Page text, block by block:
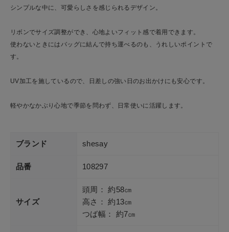
シンプルな中に、可愛らしさを感じられるデザイン。
リボンでサイズ調整ができ、心地よいフィット感で着用できます。
使わないときにはバッグに結んで持ち運べるのも、うれしいポイントで
す。
UV加工を施しているので、日差しの強い日のお出かけにも安心です。
軽やかなかぶり心地で季節を問わず、日常使いに活躍します。
ブランド shesay
品番 108297
サイズ
頭周： 約58㎝
高さ： 約13㎝
つば幅： 約7㎝